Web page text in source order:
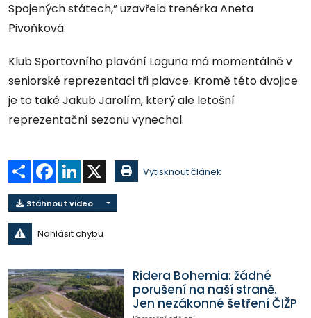
Spojených státech,” uzavřela trenérka Aneta
Pivoňková.
Klub Sportovního plavání Laguna má momentálně v
seniorské reprezentaci tři plavce. Kromě této dvojice
je to také Jakub Jarolím, který ale letošní
reprezentační sezonu vynechal.
Sdílet Facebook
LinkedIn Vytisknout článek
Stáhnout video
Nahlásit chybu
Ridera Bohemia: žádné
porušení na naší straně.
Jen nezákonné šetření ČIŽP